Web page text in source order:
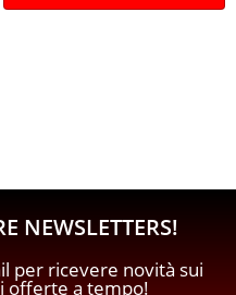
NEWSLETTERS!
per ricevere novità sui
offerte a tempo!